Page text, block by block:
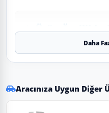
✨ Ürün
2023 ve
uyumludur.
✔ Malzeme:Dayanıklı ve
Daha
Aracınıza Uygun Diğer